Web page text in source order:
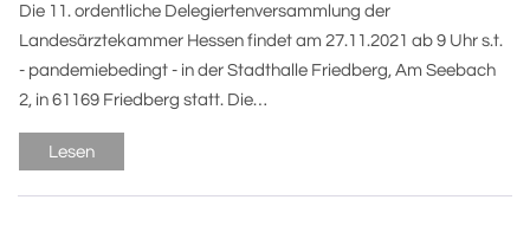
Die 11. ordentliche Delegiertenversammlung der
Landesärztekammer Hessen findet am 27.11.2021 ab 9 Uhr s.t.
- pandemiebedingt - in der Stadthalle Friedberg, Am Seebach
2, in 61169 Friedberg statt. Die…
Lesen